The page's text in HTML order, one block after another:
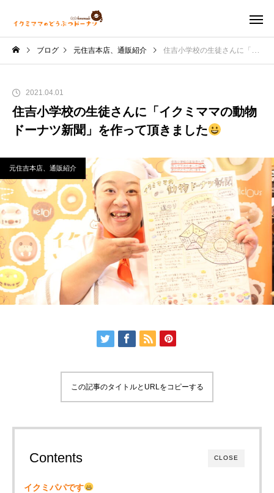
ブログ 元住吉本店、通販紹介 住吉小学校の生徒さんに「イクミママの動物ドーナツ新聞」を作って頂きました
2021.04.01
住吉小学校の生徒さんに「イクミママの動物
ドーナツ新聞」を作って頂きました
元住吉本店、通販紹介
この記事のタイトルとURLをコピーする
CLOSE
Contents
イクミパパです